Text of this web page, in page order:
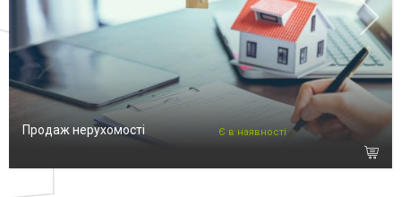
Продаж нерухомості Є в наявності